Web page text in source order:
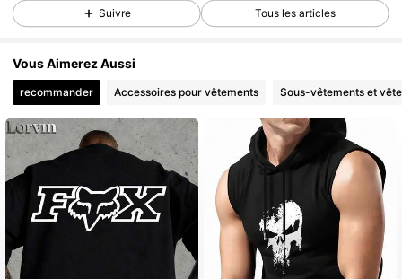
Suivre Tous les articles
Vous Aimerez Aussi
recommander Accessoires pour vêtements Sous-vêtements et